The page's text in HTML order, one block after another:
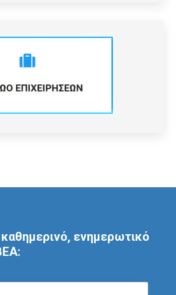
ενημερωτικό